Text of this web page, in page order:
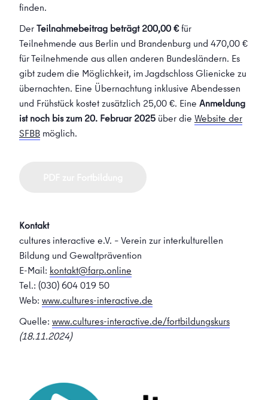
finden.
DerTeilnahmebeitrag beträgt 200,00 €für
Teilnehmende aus Berlin und Brandenburg und 470,00 €
für Teilnehmende aus allen anderen Bundesländern. Es
gibt zudem die Möglichkeit, im Jagdschloss Glienicke zu
übernachten. Eine Übernachtung inklusive Abendessen
und Frühstück kostet zusätzlich 25,00 €. Eine Anmeldung
ist noch bis zum 20. Februar 2025 über die Website der
SFBB möglich.
Kontakt
cultures interactive e.V. – Verein zur interkulturellen
Bildung und Gewaltprävention
E-Mail: kontakt@farp.online
Tel.: (030) 604 019 50
Web: www.cultures-interactive.de
Quelle: www.cultures-interactive.de/fortbildungskurs
(18.11.2024)